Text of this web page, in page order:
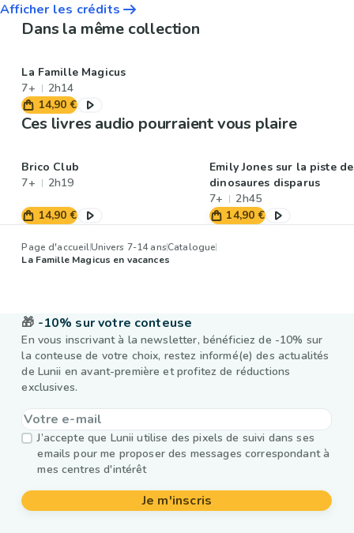
Afficher les crédits
Dans la même collection
La Famille Magicus
7+
2h14
14,90 €
Ces livres audio pourraient vous plaire
Brico Club
7+
2h19
14,90 €
Emily Jones sur la piste
dinosaures disparus
7+
2h45
14,90 €
Page d'accueilUnivers 7-14 ansCatalogue
La Famille Magicus en vacances
🎁 -10% sur votre conteuse
En vous inscrivant à la newsletter, bénéficiez de -10% sur
la conteuse de votre choix, restez informé(e) des actualités
de Lunii en avant-première et profitez de réductions
exclusives.
J’accepte que Lunii utilise des pixels de suivi dans ses
emails pour me proposer des messages correspondant à
mes centres d'intérêt
Je m'inscris